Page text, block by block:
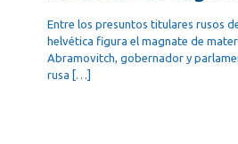
Entre los presuntos titulares rusos
helvética figura el magnate de
Abramovitch, gobernador y
rusa […]